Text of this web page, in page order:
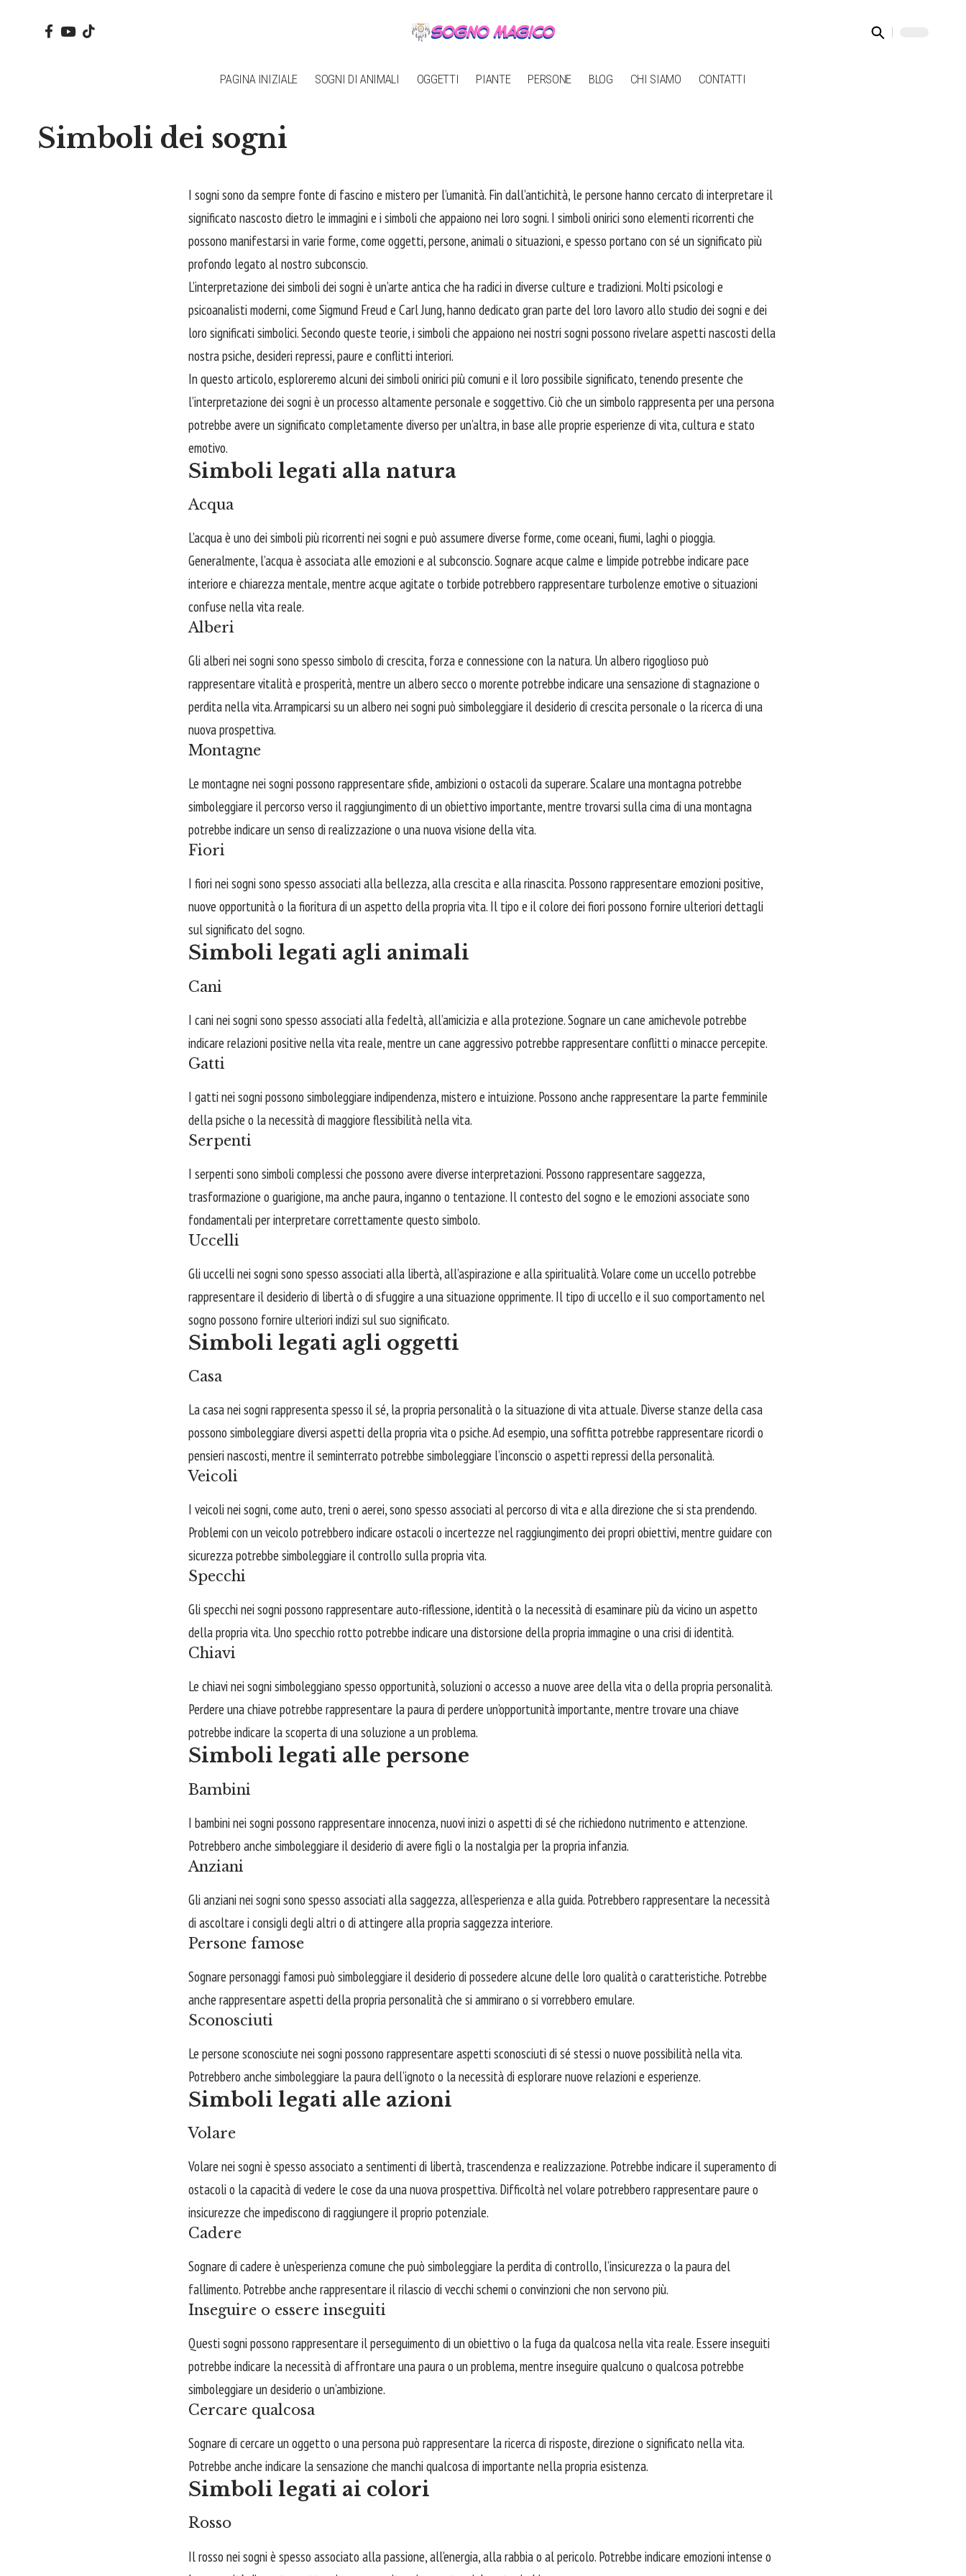
PAGINA INIZIALE SOGNI DI ANIMALI OGGETTI PIANTE PERSONE BLOG CHI SIAMO CONTATTI
Simboli dei sogni
I sogni sono da sempre fonte di fascino e mistero per l’umanità. Fin dall’antichità, le persone hanno cercato di interpretare il
significato nascosto dietro le immagini e i simboli che appaiono nei loro sogni. I simboli onirici sono elementi ricorrenti che
possono manifestarsi in varie forme, come oggetti, persone, animali o situazioni, e spesso portano con sé un significato più
profondo legato al nostro subconscio.
L’interpretazione dei simboli dei sogni è un’arte antica che ha radici in diverse culture e tradizioni. Molti psicologi e
psicoanalisti moderni, come Sigmund Freud e Carl Jung, hanno dedicato gran parte del loro lavoro allo studio dei sogni e dei
loro significati simbolici. Secondo queste teorie, i simboli che appaiono nei nostri sogni possono rivelare aspetti nascosti della
nostra psiche, desideri repressi, paure e conflitti interiori.
In questo articolo, esploreremo alcuni dei simboli onirici più comuni e il loro possibile significato, tenendo presente che
l’interpretazione dei sogni è un processo altamente personale e soggettivo. Ciò che un simbolo rappresenta per una persona
potrebbe avere un significato completamente diverso per un’altra, in base alle proprie esperienze di vita, cultura e stato
emotivo.
Simboli legati alla natura
Acqua
L’acqua è uno dei simboli più ricorrenti nei sogni e può assumere diverse forme, come oceani, fiumi, laghi o pioggia.
Generalmente, l’acqua è associata alle emozioni e al subconscio. Sognare acque calme e limpide potrebbe indicare pace
interiore e chiarezza mentale, mentre acque agitate o torbide potrebbero rappresentare turbolenze emotive o situazioni
confuse nella vita reale.
Alberi
Gli alberi nei sogni sono spesso simbolo di crescita, forza e connessione con la natura. Unalbero rigoglioso può
rappresentare vitalità e prosperità, mentre un albero secco o morente potrebbe indicare una sensazione di stagnazione o
perdita nella vita. Arrampicarsi su un albero nei sogni può simboleggiare il desiderio di crescita personale o la ricerca di una
nuova prospettiva.
Montagne
Le montagne nei sogni possono rappresentare sfide, ambizioni o ostacoli da superare. Scalare una montagna potrebbe
simboleggiare il percorso verso il raggiungimento di un obiettivo importante, mentre trovarsi sulla cima di una montagna
potrebbe indicare un senso di realizzazione o una nuova visione della vita.
Fiori
I fiori nei sogni sono spesso associati alla bellezza, alla crescita e alla rinascita. Possono rappresentare emozioni positive,
nuove opportunità o la fioritura di un aspetto della propria vita. Il tipo e il colore dei fiori possono fornire ulteriori dettagli
sul significato del sogno.
Simboli legati agli animali
Cani
I cani nei sogni sono spesso associati alla fedeltà, all’amicizia e alla protezione. Sognare un cane amichevole potrebbe
indicare relazioni positive nella vita reale, mentre un cane aggressivo potrebbe rappresentare conflitti o minacce percepite.
Gatti
I gatti nei sogni possono simboleggiare indipendenza, mistero e intuizione. Possono anche rappresentare la parte femminile
della psiche o la necessità di maggiore flessibilità nella vita.
Serpenti
I serpenti sono simboli complessi che possono avere diverse interpretazioni. Possono rappresentare saggezza,
trasformazione o guarigione, ma anche paura, inganno o tentazione. Il contesto del sogno e le emozioni associate sono
fondamentali per interpretare correttamente questo simbolo.
Uccelli
Gli uccelli nei sogni sono spesso associati alla libertà, all’aspirazione e alla spiritualità. Volare come un uccello potrebbe
rappresentare il desiderio di libertà o di sfuggire a una situazione opprimente. Il tipo di uccello e il suo comportamento nel
sogno possono fornire ulteriori indizi sul suo significato.
Simboli legati agli oggetti
Casa
La casa nei sogni rappresenta spesso il sé, la propria personalità o la situazione di vita attuale. Diverse stanze della casa
possono simboleggiare diversi aspetti della propria vita o psiche. Ad esempio, una soffitta potrebbe rappresentare ricordi o
pensieri nascosti, mentre il seminterrato potrebbe simboleggiare l’inconscio o aspetti repressi della personalità.
Veicoli
I veicoli nei sogni, come auto, treni o aerei, sono spesso associati al percorso di vita e alla direzione che si sta prendendo.
Problemi con un veicolo potrebbero indicare ostacoli o incertezze nel raggiungimento dei propri obiettivi, mentre guidare con
sicurezza potrebbe simboleggiare il controllo sulla propria vita.
Specchi
Gli specchi nei sogni possono rappresentare auto-riflessione, identità o la necessità di esaminare più da vicino un aspetto
della propria vita. Uno specchio rotto potrebbe indicare una distorsione della propria immagine o una crisi di identità.
Chiavi
Le chiavi nei sogni simboleggiano spesso opportunità, soluzioni o accesso a nuove aree della vita o della propria personalità.
Perdere una chiave potrebbe rappresentare la paura di perdere un’opportunità importante, mentre trovare una chiave
potrebbe indicare la scoperta di una soluzione a un problema.
Simboli legati alle persone
Bambini
I bambini nei sogni possono rappresentare innocenza, nuovi inizi o aspetti di sé che richiedono nutrimento e attenzione.
Potrebbero anche simboleggiare il desiderio di avere figli o la nostalgia per la propria infanzia.
Anziani
Gli anziani nei sogni sono spesso associati alla saggezza, all’esperienza e alla guida. Potrebbero rappresentare la necessità
di ascoltare i consigli degli altri o di attingere alla propria saggezza interiore.
Persone famose
Sognare personaggi famosi può simboleggiare il desiderio di possedere alcune delle loro qualità o caratteristiche. Potrebbe
anche rappresentare aspetti della propria personalità che si ammirano o si vorrebbero emulare.
Sconosciuti
Le persone sconosciute nei sogni possono rappresentare aspetti sconosciuti di sé stessi o nuove possibilità nella vita.
Potrebbero anche simboleggiare la paura dell’ignoto o la necessità di esplorare nuove relazioni e esperienze.
Simboli legati alle azioni
Volare
Volare nei sogni è spesso associato a sentimenti di libertà, trascendenza e realizzazione. Potrebbe indicare il superamento di
ostacoli o la capacità di vedere le cose da una nuova prospettiva. Difficoltà nel volare potrebbero rappresentare paure o
insicurezze che impediscono di raggiungere il proprio potenziale.
Cadere
Sognare di cadere è un’esperienza comune che può simboleggiare la perdita di controllo, l’insicurezza o la paura del
fallimento. Potrebbe anche rappresentare il rilascio di vecchi schemi o convinzioni che non servono più.
Inseguire o essere inseguiti
Questi sogni possono rappresentare il perseguimento di un obiettivo o la fuga da qualcosa nella vita reale. Essere inseguiti
potrebbe indicare la necessità diaffrontare una paura o un problema, mentre inseguire qualcuno o qualcosa potrebbe
simboleggiare un desiderio o un’ambizione.
Cercare qualcosa
Sognare di cercare un oggetto o una persona può rappresentare la ricerca di risposte, direzione o significato nella vita.
Potrebbe anche indicare la sensazione che manchi qualcosa di importante nella propria esistenza.
Simboli legati ai colori
Rosso
Il rosso nei sogni è spesso associato alla passione, all’energia, alla rabbia o al pericolo. Potrebbe indicare emozioni intense o